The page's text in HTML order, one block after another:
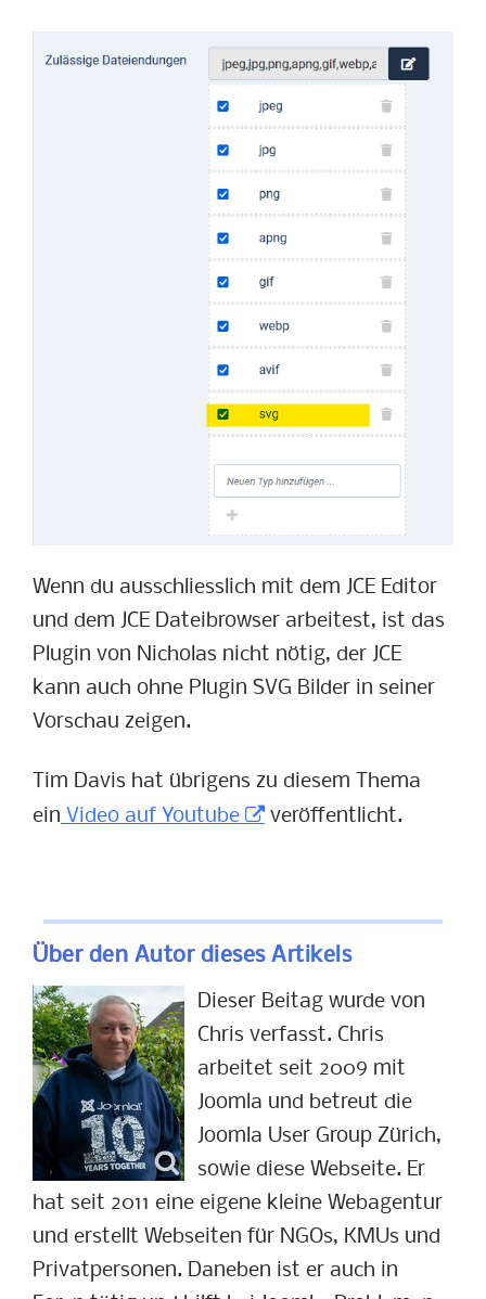
Wenn du ausschliesslich mit dem JCE Editor
und dem JCE Dateibrowser arbeitest, ist das
Plugin von Nicholas nicht nötig, der JCE
kann auch ohne Plugin SVG Bilder in seiner
Vorschau zeigen.
Tim Davis hat übrigens zu diesem Thema
ein Video auf Youtube veröffentlicht.
Über den Autor dieses Artikels
Dieser Beitag wurde von
Chris verfasst. Chris
arbeitet seit 2009 mit
Joomla und betreut die
Joomla User Group Zürich,
sowie diese Webseite. Er
hat seit 2011 eine eigene kleine Webagentur
und erstellt Webseiten für NGOs, KMUs und
Privatpersonen. Daneben ist er auch in